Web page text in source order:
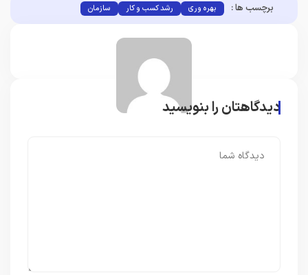
برچسب ها : بهره وری رشد کسب و کار سازمان
دیدگاهتان را بنویسید